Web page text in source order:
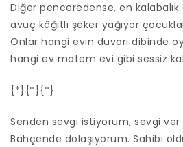
Diğer penceredense, en kalabalık
avuç kâğıtlı şeker yağıyor
Onlar hangi evin duvarı dibinde
hangi ev matem evi gibi sessiz
{*}{*}{*}
Senden sevgi istiyorum, sevgi ver
Bahçende dolaşıyorum. Sahibi